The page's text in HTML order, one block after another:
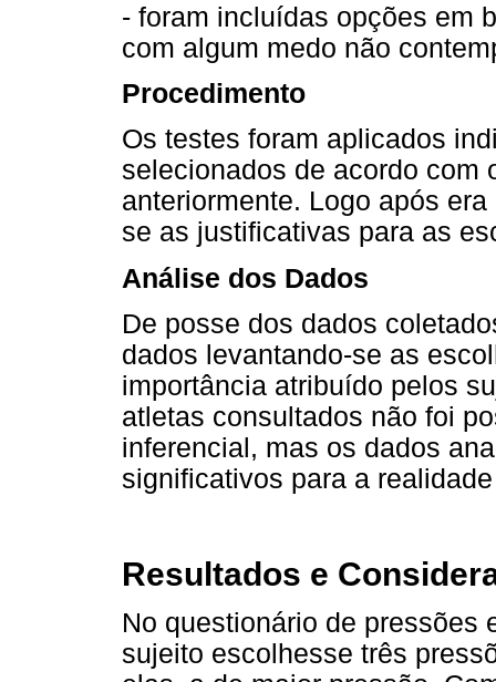
- foram incluídas opções em
com algum medo não
Procedimento
Os testes foram aplicados
selecionados de acordo com
anteriormente. Logo após
se as justificativas para as
Análise dos Dados
De posse dos dados
dados levantando-se as
importância atribuído pelos
atletas consultados não foi
inferencial, mas os dados
significativos para a
Resultados e
No questionário de pressões
sujeito escolhesse três